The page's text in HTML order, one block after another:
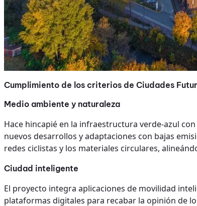
Cumplimiento de los criterios de Ciudades
Medio ambiente y naturaleza
Hace hincapié en la infraestructura verde-azul
nuevos desarrollos y adaptaciones con bajas
redes ciclistas y los materiales circulares,
Ciudad inteligente
El proyecto integra aplicaciones de movilidad
plataformas digitales para recabar la opinión de